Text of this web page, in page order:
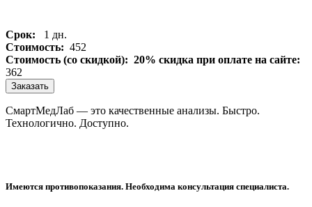
Срок:
1 дн.
Стоимость: 452
Стоимость (со скидкой): 20% скидка при оплате на сайте:
362
Заказать
СмартМедЛаб — это качественные анализы. Быстро.
Технологично. Доступно.
Имеются противопоказания. Необходима консультация специалиста.